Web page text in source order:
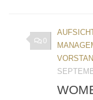
0